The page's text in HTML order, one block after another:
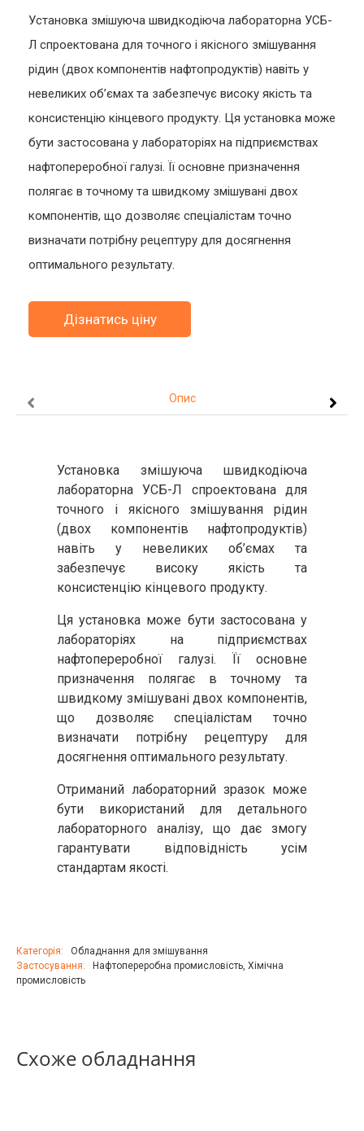
Установка змішуюча швидкодіюча лабораторна УСБ-
Л спроектована для точного і якісного змішування
рідин (двох компонентів нафтопродуктів) навіть у
невеликих об’ємах та забезпечує високу якість та
консистенцію кінцевого продукту. Ця установка може
бути застосована у лабораторіях на підприємствах
нафтопереробної галузі. Її основне призначення
полягає в точному та швидкому змішувані двох
компонентів, що дозволяє спеціалістам точно
визначати потрібну рецептуру для досягнення
оптимального результату.
Дізнатись ціну
Опис
Установка змішуюча швидкодіюча
лабораторна УСБ-Л спроектована для
точного і якісного змішування рідин
(двох компонентів нафтопродуктів)
навіть у невеликих об’ємах та
забезпечує високу якість та
консистенцію кінцевого продукту.
Ця установка може бути застосована у
лабораторіях на підприємствах
нафтопереробної галузі. Її основне
призначення полягає в точному та
швидкому змішувані двох компонентів,
що дозволяє спеціалістам точно
визначати потрібну рецептуру для
досягнення оптимального результату.
Отриманий лабораторний зразок може
бути використаний для детального
лабораторного аналізу, що дає змогу
гарантувати відповідність усім
стандартам якості.
Категорія:
Обладнання для змішування
Застосування:
Нафтопереробна промисловість, Хімічна
промисловість
Схоже обладнання